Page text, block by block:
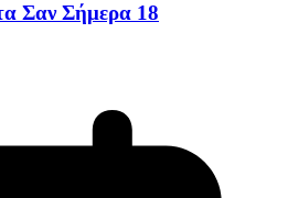
Σαν Σήμερα 18